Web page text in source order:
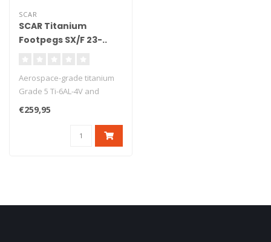
SCAR
SCAR Titanium
Footpegs SX/F 23-..
Aerospace-grade titanium
Grade 5 Ti-6AL-4V and
strong welding
€259,95